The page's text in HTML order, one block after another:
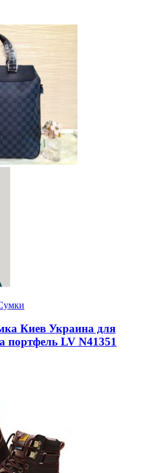
Киев Украина для
портфель LV N41351